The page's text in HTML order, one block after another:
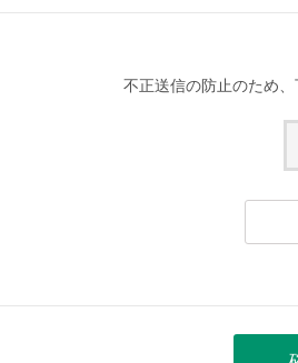
不正送信の防止のため